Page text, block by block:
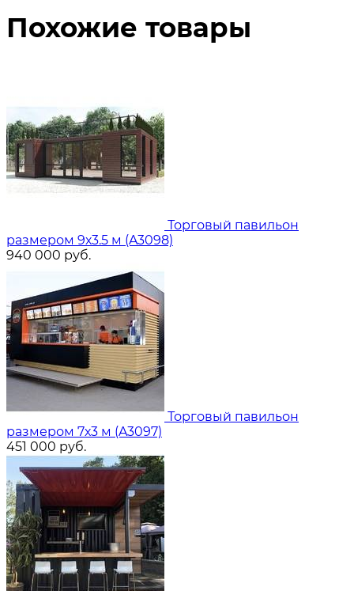
Похожие товары
Торговый павильон
размером 9х3.5 м (A3098)
940 000 руб.
Торговый павильон
размером 7х3 м (A3097)
451 000 руб.